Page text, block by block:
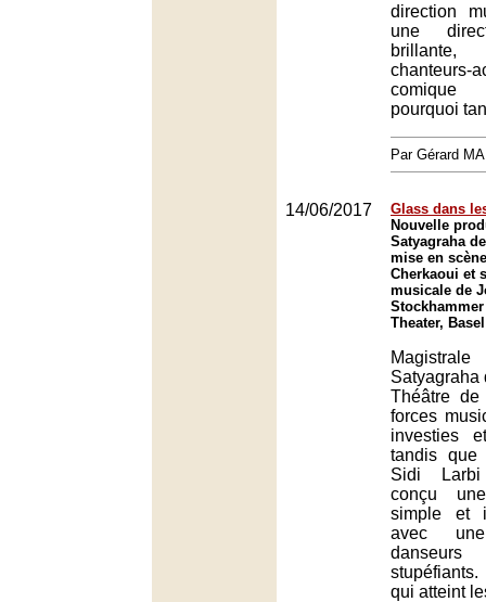
direction
une
brillante,
comique
pourquoi
Par Gérard
14/06/2017
Glass dans
Nouvelle
Satyagraha
mise en
Cherkaoui et
musicale de
Theater, Basel
Satyagraha
Théâtre
forces
investies
tandis que
Sidi
conçu
simple et
avec
qui atteint